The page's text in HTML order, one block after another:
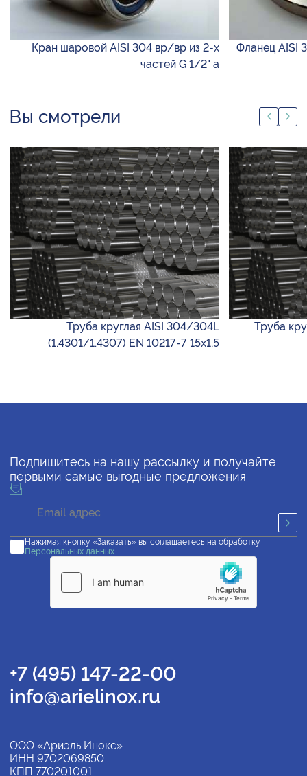
Кран шаровой AISI 304 вр/вр из 2-х
частей G 1/2" а
Фланец AISI
Вы смотрели
Труба круглая AISI 304/304L
(1.4301/1.4307) EN 10217-7 15х1,5
Труба
Подпишитесь на нашу рассылку и получайте
первыми самые выгодные предложения
Нажимая кнопку «Заказать» вы соглашаетесь на обработку
Персональных данных
+7 (495) 147-22-00
info@arielinox.ru
ООО «Ариэль Инокс»
ИНН 9702069850
КПП 770201001